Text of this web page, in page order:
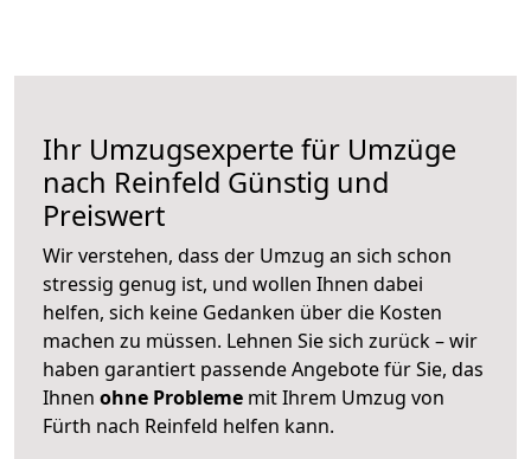
Ihr Umzugsexperte für Umzüge
nach Reinfeld Günstig und
Preiswert
Wir verstehen, dass der Umzug an sich schon
stressig genug ist, und wollen Ihnen dabei
helfen, sich keine Gedanken über die Kosten
machen zu müssen. Lehnen Sie sich zurück – wir
haben garantiert passende Angebote für Sie, das
Ihnen ohne Probleme mit Ihrem Umzug von
Fürth nach Reinfeld helfen kann.